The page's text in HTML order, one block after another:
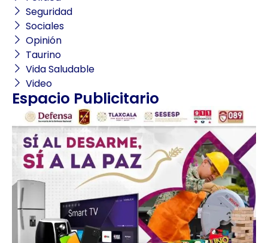
Seguridad
Sociales
Opinión
Taurino
Vida Saludable
Video
Espacio Publicitario